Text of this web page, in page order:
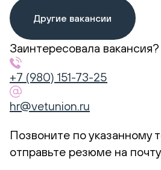
Другие вакансии
Заинтересовала вакансия?
+7 (980) 151-73-25
hr@vetunion.ru
Позвоните по указанному
отправьте резюме на